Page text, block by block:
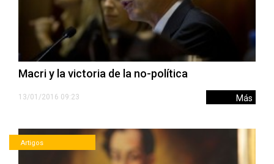
Macri y la victoria de la no-política
13/01/2016 09:23 Más
Artigos